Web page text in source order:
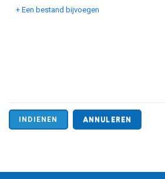
+ Een bestand bijvoegen
ANNULEREN